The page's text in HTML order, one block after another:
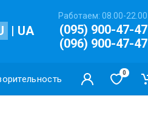
| UA
Работаем: 08.00-22.00
(095) 900-47-47
(096) 900-47-47
0